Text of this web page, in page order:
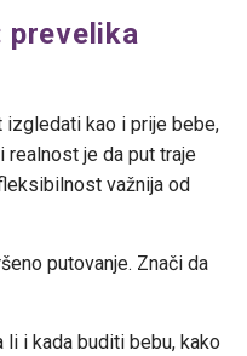
prevelika
izgledati kao i prije bebe,
realnost je da put traje
važnija od
putovanje. Znači da
i kada buditi bebu, kako